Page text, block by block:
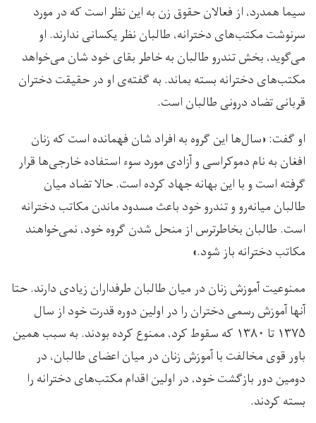
سیما همدرد، از فعالان حقوق زن به این نظر است که در مورد
سرنوشت مکتب‌های دخترانه، طالبان نظر یکسانی ندارند. او
می‌گوید، بخش تندرو طالبان به خاطر بقای خود شان می‌خواهد
مکتب‌های دخترانه بسته بماند. به گفته‌ی او در حقیقت دختران
قربانی تضاد درونی طالبان است.
او گفت: «سال‌ها این گروه به افراد شان فهمانده است که زنان
افغان به نام دموکراسی و آزادی مورد سوء استفاده خارجی‌ها قرار
گرفته است و با این بهانه جهاد کرده است. حالا تضاد میان
طالبان میانه‌رو و تندرو خود باعث مسدود ماندن مکاتب دخترانه
است. طالبان بخاطرترس از منحل شدن گروه‌ خود، نمی‌خواهند
مکاتب دخترانه باز شود.»
ممنوعیت آموزش زنان در میان طالبان طرفداران زیادی دارند. حتا
آنها آموزش رسمی دختران را در اولین دوره قدرت خود از سال
۱۳۷۵ تا ۱۳۸۰ که سقوط کرد، ممنوع کرده بودند. به سبب همین
باور قوی مخالفت با آموزش زنان در میان اعضای طالبان، در
دومین دور بازگشت خود، در اولین اقدام مکتب‌های دخترانه را
بسته کردند.